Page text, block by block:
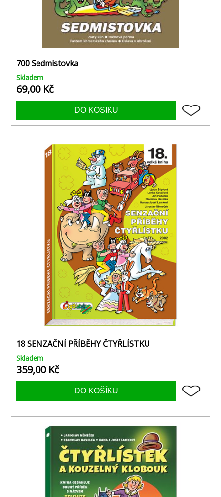
700 Sedmistovka
Skladem
69,00 Kč
18 SENZAČNÍ PŘÍBĚHY ČTYŘLÍSTKU
Skladem
359,00 Kč